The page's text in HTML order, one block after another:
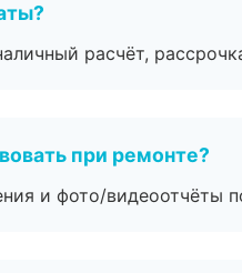
расчёт,
при ремонте?
и фото/видеоотчёты